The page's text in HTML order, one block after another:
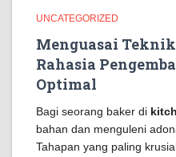
UNCATEGORIZED
Menguasai
Rahasia
Optimal
Bagi seorang baker di
bahan dan menguleni
Tahapan yang paling